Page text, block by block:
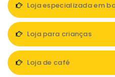
Loja especializada em
Loja para crianças
Loja de café